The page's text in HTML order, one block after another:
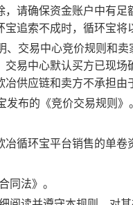
，请确保资金账户中有
宝追索不成时，循环宝将
、交易中心竞价规则和
交易中心默认买方已现
冶供应链和卖方不承担由
发布的《竞价交易规则》
冶循环宝平台销售的单卷
同法》。